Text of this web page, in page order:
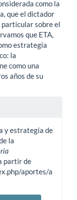
como la
que el dictador
particular sobre el
que ETA,
estrategia
la
como una
años de su
y estrategia de
la
partir de
aportes/a